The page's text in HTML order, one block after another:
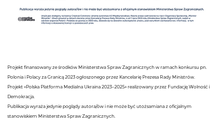
Projekt finansowany ze środków Ministerstwa Spraw Zagranicznych w ramach konkursu pn.
Polonia i Polacy za Granicą 2023 ogłoszonego przez Kancelarię Prezesa Rady Ministrów.
Projekt «Polska Platforma Medialna Ukraina 2023–2025» realizowany przez Fundację Wolność i
Demokracja.
Publikacja wyraża jedynie poglądy autora/ów i nie może być utożsamiana z oficjalnym
stanowiskiem Ministerstwa Spraw Zagranicznych.